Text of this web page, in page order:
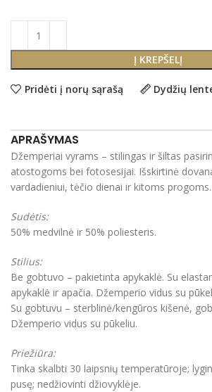
Į KREPŠELĮ
Pridėti į norų sąrašą Dydžių
APRAŠYMAS
Džemperiai vyrams – stilingas ir šiltas
atostogoms bei fotosesijai. Išskirtinė
vardadieniui, tėčio dienai ir kitoms progoms.
Sudėtis:
50% medvilnė ir 50% poliesteris.
Stilius:
Be gobtuvo – pakietinta apykaklė. Su
apykaklė ir apačia. Džemperio vidus su
Su gobtuvu – sterblinė/kengūros kišenė,
Džemperio vidus su pūkeliu.
Priežiūra:
Tinka skalbti 30 laipsnių temperatūroje;
pusę; nedžiovinti džiovyklėje.